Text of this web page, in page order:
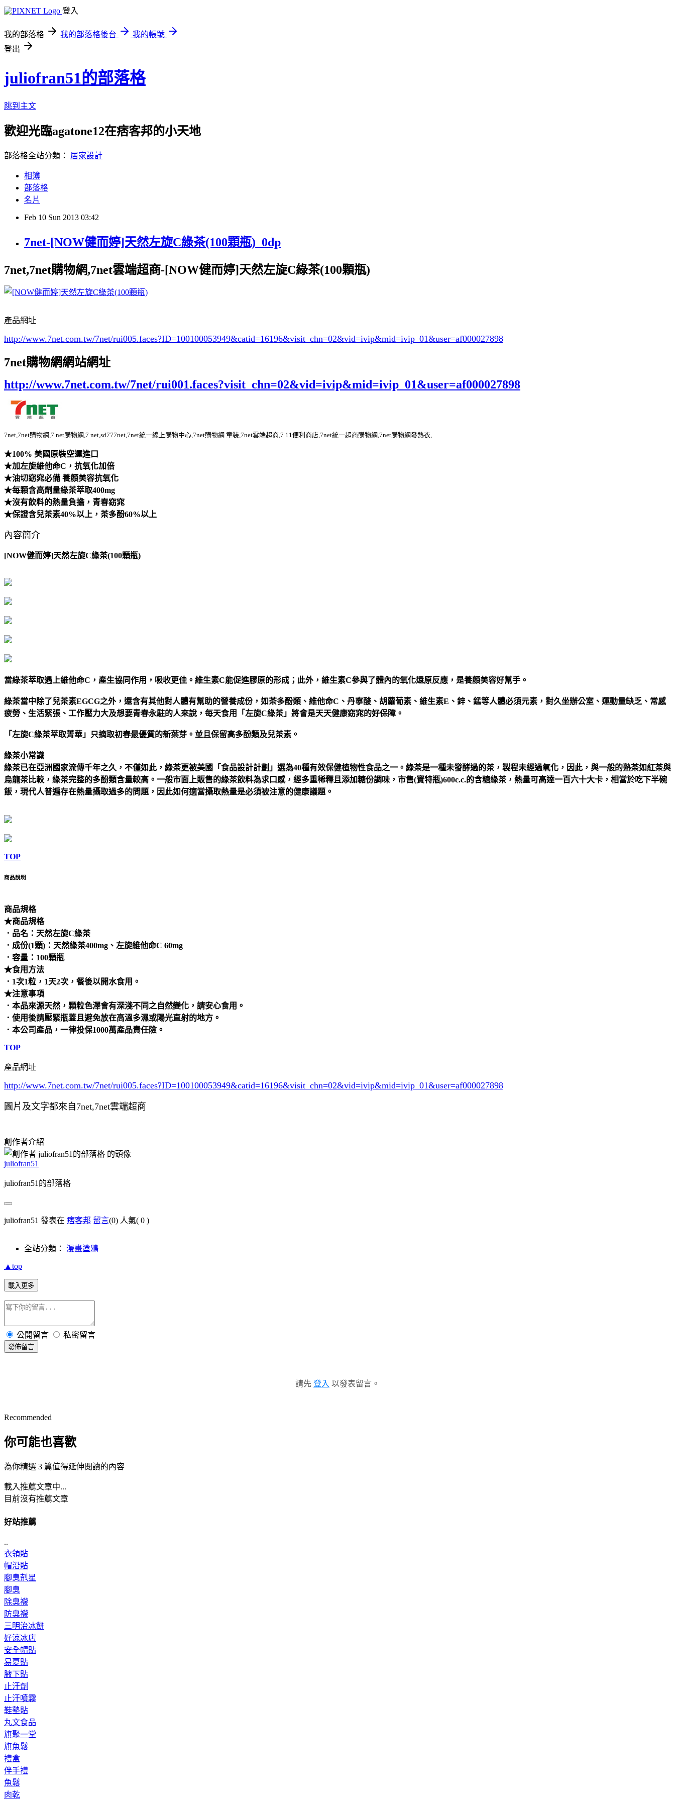
登入
我的部落格 我的部落格後台
我的帳號
登出
juliofran51的部落格
跳到主文
歡迎光臨agatone12在痞客邦的小天地
部落格全站分類： 居家設計
相簿
部落格
名片
Feb 10 Sun 2013 03:42
7net-[NOW健而婷]天然左旋C綠茶(100顆瓶)_0dp
7net,7net購物網,7net雲端超商-[NOW健而婷]天然左旋C綠茶(100顆瓶)
產品網址
http://www.7net.com.tw/7net/rui005.faces?ID=100100053949&catid=16196&visit_chn=02&vid=ivip&mid=ivip_01&user=af000027898
7net購物網網站網址
http://www.7net.com.tw/7net/rui001.faces?visit_chn=02&vid=ivip&mid=ivip_01&user=af000027898
7net,7net購物網,7 net購物網,7 net,sd777net,7net統一線上購物中心,7net購物網 童裝,7net雲端超商,7 11便利商店,7net統一超商購物網,7net購物網發熱衣,
★100% 美國原裝空運進口
★加左旋維他命C，抗氧化加倍
★油切窈窕必備 養顏美容抗氧化
★每顆含高劑量綠茶萃取400mg
★沒有飲料的熱量負擔，青春窈窕
★保證含兒茶素40%以上，茶多酚60%以上
內容簡介
[NOW健而婷]天然左旋C綠茶(100顆瓶)
當綠茶萃取遇上維他命C，產生協同作用，吸收更佳。維生素C能促進膠原的形成；此外，維生素C參與了體內的氧化還原反應，是養顏美容好幫手。
綠茶當中除了兒茶素EGCG之外，還含有其他對人體有幫助的營養成份，如茶多酚類、維他命C、丹寧酸、胡蘿葡素、維生素E、鋅、錳等人體必須元素，對久坐辦公室、運動量缺乏、常感
疲勞、生活緊張、工作壓力大及想要青春永駐的人來說，每天食用「左旋C綠茶」將會是天天健康窈窕的好保障。
「左旋C綠茶萃取菁華」只摘取初春最優質的新葉芽。並且保留高多酚類及兒茶素。
綠茶小常識
綠茶已在亞洲國家流傳千年之久，不僅如此，綠茶更被美國「食品設計計劃」選為40種有效保健植物性食品之一。綠茶是一種未發酵過的茶，製程未經過氧化，因此，與一般的熟茶如紅茶與
烏龍茶比較，綠茶完整的多酚類含量較高。一般市面上販售的綠茶飲料為求口感，經多重稀釋且添加糖份調味，市售(寶特瓶)600c.c.的含糖綠茶，熱量可高達一百六十大卡，相當於吃下半碗
飯，現代人普遍存在熱量攝取過多的問題，因此如何適當攝取熱量是必須被注意的健康議題。
TOP
商品說明
商品規格
★商品規格
．品名：天然左旋C綠茶
．成份(1顆)：天然綠茶400mg、左旋維他命C 60mg
．容量：100顆瓶
★食用方法
．1次1粒，1天2次，餐後以開水食用。
★注意事項
．本品來源天然，顆粒色澤會有深淺不同之自然變化，請安心食用。
．使用後請壓緊瓶蓋且避免放在高溫多濕或陽光直射的地方。
．本公司產品，一律投保1000萬產品責任險。
TOP
產品網址
http://www.7net.com.tw/7net/rui005.faces?ID=100100053949&catid=16196&visit_chn=02&vid=ivip&mid=ivip_01&user=af000027898
圖片及文字都來自7net,7net雲端超商
創作者介紹
juliofran51
juliofran51的部落格
juliofran51 發表在 痞客邦 留言(0) 人氣( 0 )
全站分類： 漫畫塗鴉
▲top
載入更多
公開留言 私密留言
發佈留言
請先 登入 以發表留言。
Recommended
你可能也喜歡
為你精選 3 篇值得延伸閱讀的內容
載入推薦文章中...
目前沒有推薦文章
好站推薦
..
衣領貼
帽沿貼
腳臭剋星
腳臭
除臭襪
防臭襪
三明治冰餅
好涼冰店
安全帽貼
易夏貼
腋下貼
止汗劑
止汗噴霧
鞋墊貼
丸文食品
旗聚一堂
旗魚鬆
禮盒
伴手禮
魚鬆
肉乾